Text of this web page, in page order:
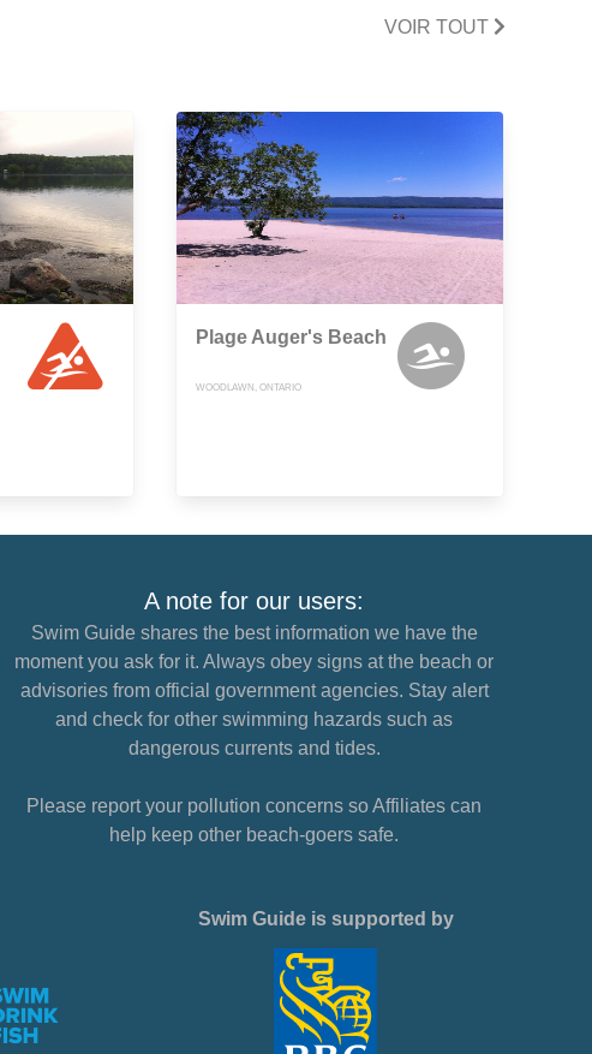
VOIR TOUT
Plage Auger's Beach
WOODLAWN, ONTARIO
A note for our users:
Swim Guide shares the best information we have the
moment you ask for it. Always obey signs at the beach or
advisories from official government agencies. Stay alert
and check for other swimming hazards such as
dangerous currents and tides.
Please report your pollution concerns so Affiliates can
help keep other beach-goers safe.
Swim Guide is supported by